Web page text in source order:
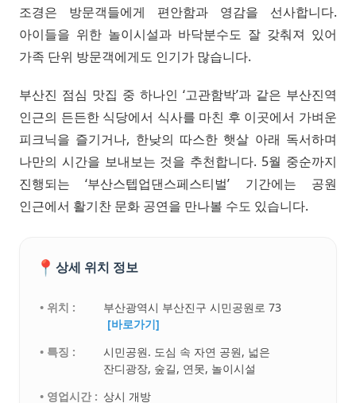
조경은 방문객들에게 편안함과 영감을 선사합니다.
아이들을 위한 놀이시설과 바닥분수도 잘 갖춰져 있어
가족 단위 방문객에게도 인기가 많습니다.
부산진 점심 맛집 중 하나인 ‘고관함박’과 같은 부산진역
인근의 든든한 식당에서 식사를 마친 후 이곳에서 가벼운
피크닉을 즐기거나, 한낮의 따스한 햇살 아래 독서하며
나만의 시간을 보내보는 것을 추천합니다. 5월 중순까지
진행되는 ‘부산스텝업댄스페스티벌’ 기간에는 공원
인근에서 활기찬 문화 공연을 만나볼 수도 있습니다.
📍 상세 위치 정보
• 위치 :
부산광역시 부산진구 시민공원로 73
[바로가기]
• 특징 :
시민공원. 도심 속 자연 공원, 넓은
잔디광장, 숲길, 연못, 놀이시설
• 영업시간 : 상시 개방